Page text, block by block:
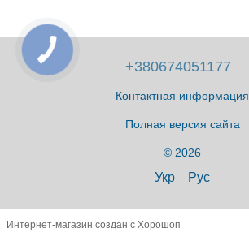
+380674051177
Контактная информация
Полная версия сайта
© 2026
Укр Рус
Интернет-магазин создан с Хорошоп